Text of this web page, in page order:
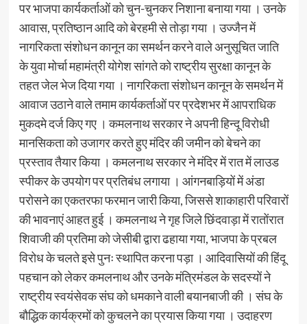
पर भाजपा कार्यकर्ताओं को चुन-चुनकर निशाना बनाया गया । उनके
आवास, प्रतिष्ठान आदि को बेरहमी से तोड़ा गया । उज्जैन में
नागरिकता संशोधन कानून का समर्थन करने वाले अनुसूचित जाति
के युवा मोर्चा महामंत्री योगेश सांगते को राष्ट्रीय सुरक्षा कानून के
तहत जेल भेज दिया गया । नागरिकता संशोधन कानून के समर्थन में
आवाज उठाने वाले तमाम कार्यकर्ताओं पर प्रदेशभर में आपराधिक
मुकदमे दर्ज किए गए । कमलनाथ सरकार ने अपनी हिन्दू विरोधी
मानसिकता को उजागर करते हुए मंदिर की जमीन को बेचने का
प्रस्ताव तैयार किया । कमलनाथ सरकार ने मंदिर में रात में लाउड
स्पीकर के उपयोग पर प्रतिबंध लगाया । आंगनबाड़ियों में अंडा
परोसने का एकतरफा फरमान जारी किया, जिससे शाकाहारी परिवारों
की भावनाएं आहत हुई । कमलनाथ ने गृह जिले छिंदवाड़ा में रातोंरात
शिवाजी की प्रतिमा को जेसीबी द्वारा ढहाया गया, भाजपा के प्रबल
विरोध के चलते इसे पुनः स्थापित करना पड़ा । आदिवासियों की हिंदू
पहचान को लेकर कमलनाथ और उनके मंत्रिमंडल के सदस्यों ने
राष्ट्रीय स्वयंसेवक संघ को धमकाने वाली बयानबाजी की । संघ के
बौद्धिक कार्यक्रमों को कुचलने का प्रयास किया गया । उदाहरण